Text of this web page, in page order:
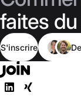
faites
S'inscrire